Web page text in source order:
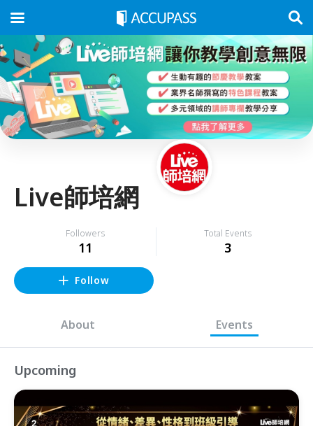
Live師培網
Followers
11
Total Events
3
Follow
About Events
Upcoming